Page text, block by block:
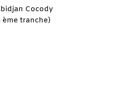
Cocody
tranche)